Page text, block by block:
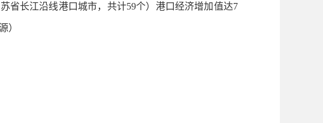
长江沿线港口城市，共计59个）港口经济增加值达7
）